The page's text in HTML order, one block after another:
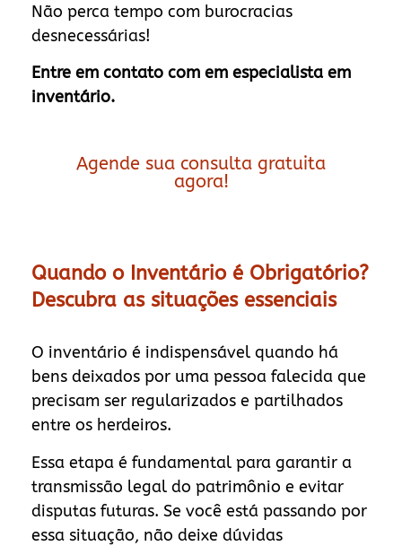
Não perca tempo com burocracias
desnecessárias!
Entre em contato com em especialista em
inventário.
Agende sua consulta gratuita
agora!
Quando o Inventário é Obrigatório?
Descubra as situações essenciais
O inventário é indispensável quando há
bens deixados por uma pessoa falecida que
precisam ser regularizados e partilhados
entre os herdeiros.
Essa etapa é fundamental para garantir a
transmissão legal do patrimônio e evitar
disputas futuras. Se você está passando por
essa situação, não deixe dúvidas